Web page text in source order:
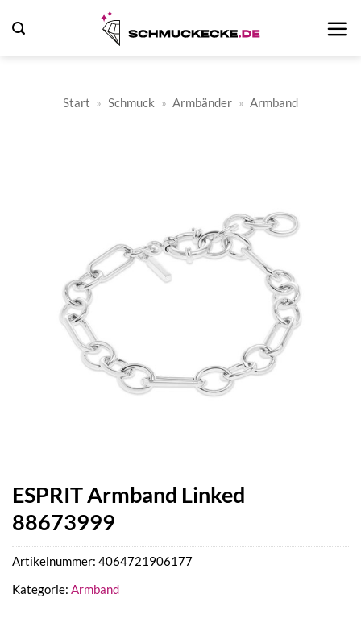
Inhalt
Start » Schmuck » Armbänder » Armband
ESPRIT Armband Linked
88673999
Artikelnummer: 4064721906177
Kategorie: Armband